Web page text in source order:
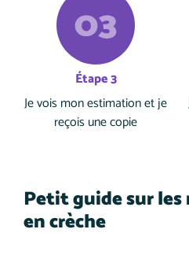
Étape 3
Je vois mon estimation et je
reçois une copie
Petit guide sur les
en crèche